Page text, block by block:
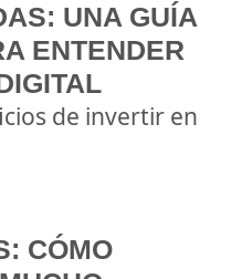
UNA GUÍA
ENTENDER
de invertir en
CÓMO